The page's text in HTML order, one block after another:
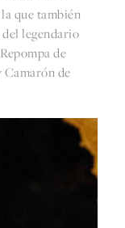
que también
legendario
de
Camarón de